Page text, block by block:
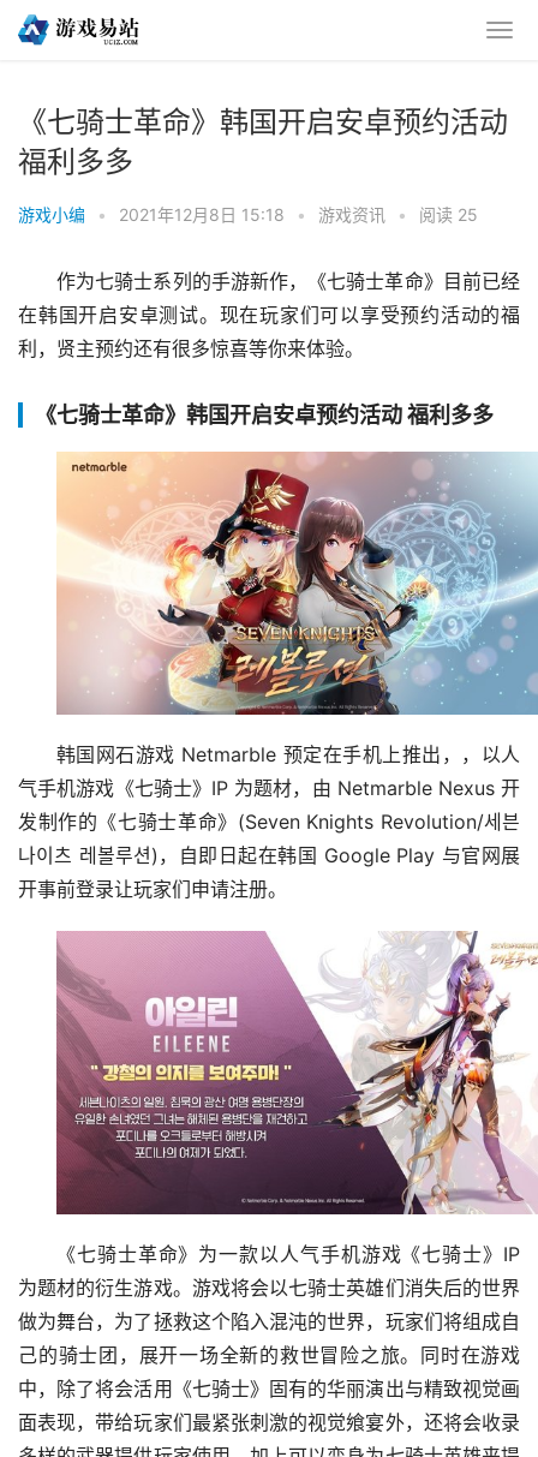
《七骑士革命》韩国开启安卓预约活动
福利多多
游戏小编 • 2021年12月8日 15:18 • 游戏资讯 • 阅读 25
作为七骑士系列的手游新作，《七骑士革命》目前已经
在韩国开启安卓测试。现在玩家们可以享受预约活动的福
利，贤主预约还有很多惊喜等你来体验。
《七骑士革命》韩国开启安卓预约活动 福利多多
韩国网石游戏 Netmarble 预定在手机上推出，，以人
气手机游戏《七骑士》IP 为题材，由 Netmarble Nexus 开
发制作的《七骑士革命》(Seven Knights Revolution/세븐
나이츠 레볼루션)，自即日起在韩国 Google Play 与官网展
开事前登录让玩家们申请注册。
《七骑士革命》为一款以人气手机游戏《七骑士》IP
为题材的衍生游戏。游戏将会以七骑士英雄们消失后的世界
做为舞台，为了拯救这个陷入混沌的世界，玩家们将组成自
己的骑士团，展开一场全新的救世冒险之旅。同时在游戏
中，除了将会活用《七骑士》固有的华丽演出与精致视觉画
面表现，带给玩家们最紧张刺激的视觉飨宴外，还将会收录